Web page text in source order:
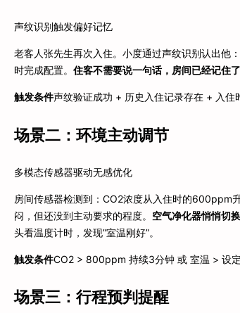
声纹识别触发偏好记忆
老客人张先生再次入住。小度通过声纹识别认出
时完成配置。 住客不需要说一句话，房间已经记住了
触发条件声纹验证成功 + 历史入住记录存在 + 入
场景二：环境主动调节
多模态传感器驱动无感优化
房间传感器检测到：CO2浓度从入住时的600ppm
闷，但还没到主动要求的程度。 空气净化器悄悄切
头看温度计时，发现”室温刚好”。
触发条件CO2 > 800ppm 持续3分钟 或 室温 > 设
场景三：行程预判提醒